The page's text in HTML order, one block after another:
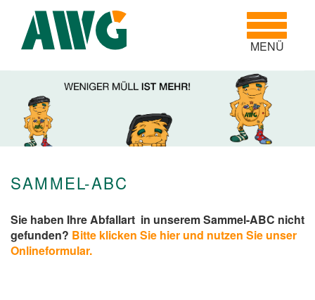
Toggle
MENÜ
SAMMEL-ABC
Sie haben Ihre Abfallart in unserem Sammel-ABC nicht
gefunden? Bitte klicken Sie hier und nutzen Sie unser
Onlineformular.